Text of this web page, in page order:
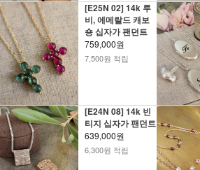
[E25N 02] 14k 루
비, 에메랄드 캐보
숑 십자가 팬던트
759,000원
7,500원 적립
[E24N 08] 14k 빈
티지 십자가 팬던트
639,000원
6,300원 적립